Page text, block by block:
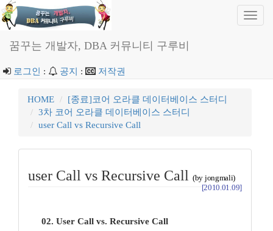
꿈꾸는 개발자, DBA 커뮤니티 구루비
로그인 : 공지 : 저작권
HOME
[종료]코어 오라클 데이터베이스 스터디
3차 코어 오라클 데이터베이스 스터디
user Call vs Recursive Call
user Call vs Recursive Call (by jongmali)
[2010.01.09]
02. User Call vs. Recursive Call